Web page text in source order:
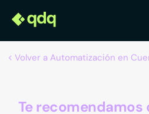
Volver a Automatización en
Te